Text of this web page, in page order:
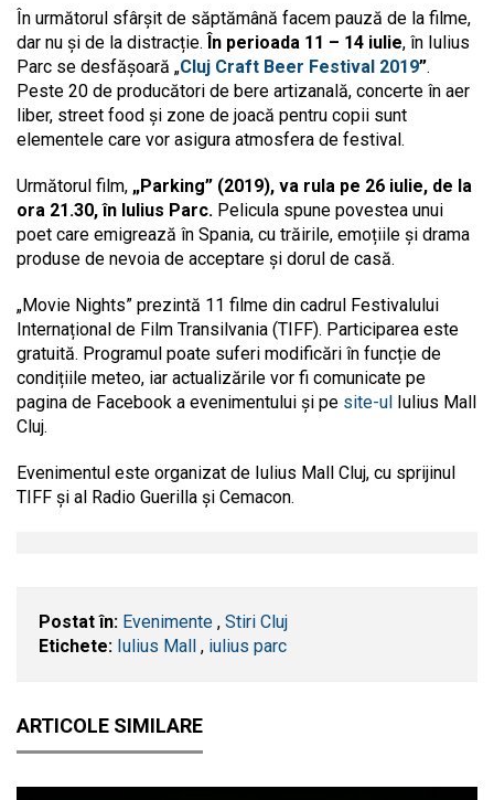
În următorul sfârșit de săptămână facem pauză de la filme,
dar nu și de la distracție. În perioada 11 – 14 iulie, în Iulius
Parc se desfășoară „Cluj Craft Beer Festival 2019”.
Peste 20 de producători de bere artizanală, concerte în aer
liber, street food și zone de joacă pentru copii sunt
elementele care vor asigura atmosfera de festival.
Următorul film, „Parking” (2019), va rula pe 26 iulie, de la
ora 21.30, în Iulius Parc. Pelicula spune povestea unui
poet care emigrează în Spania, cu trăirile, emoțiile și drama
produse de nevoia de acceptare și dorul de casă.
„Movie Nights” prezintă 11 filme din cadrul Festivalului
Internațional de Film Transilvania (TIFF). Participarea este
gratuită. Programul poate suferi modificări în funcție de
condițiile meteo, iar actualizările vor fi comunicate pe
pagina de Facebook a evenimentului și pe site-ul
Iulius Mall
Cluj.
Evenimentul este organizat de Iulius Mall Cluj, cu sprijinul
TIFF și al Radio Guerilla și Cemacon.
Postat în: Evenimente , Stiri Cluj
Etichete: Iulius Mall , iulius parc
ARTICOLE SIMILARE